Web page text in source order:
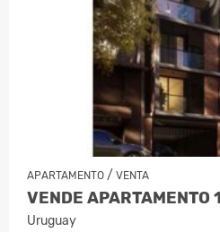
APARTAMENTO / VENTA
VENDE APARTAMENTO
Uruguay